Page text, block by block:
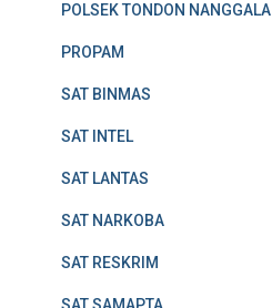
POLSEK TONDON NANGGALA
PROPAM
SAT BINMAS
SAT INTEL
SAT LANTAS
SAT NARKOBA
SAT RESKRIM